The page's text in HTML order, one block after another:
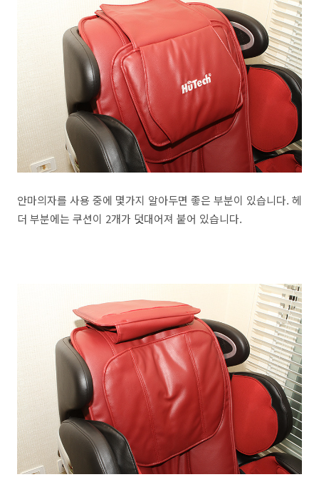
안마의자를 사용 중에 몇가지 알아두면 좋은 부분이 있습니다. 헤
더 부분에는 쿠션이 2개가 덧대어져 붙어 있습니다.